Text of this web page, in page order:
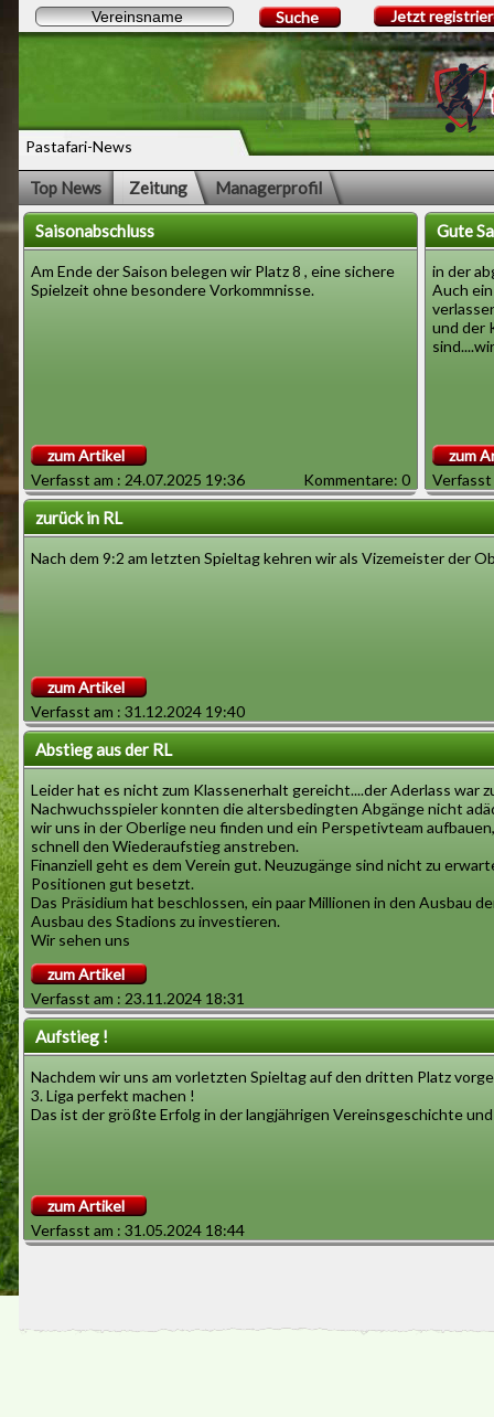
Pastafari-News
Suche Jetzt
Top News Zeitung Managerprofil
Saisonabschluss
Am Ende der Saison belegen wir Platz 8 , eine sichere
Spielzeit ohne besondere Vorkommnisse.
zum Artikel
Verfasst am : 24.07.2025 19:36
Kommentare: 0
Gute
in der
Auch
und der
zum
Verfasst
zurück in RL
Nach dem 9:2 am letzten Spieltag kehren wir als Vizemeister der
zum Artikel
Verfasst am : 31.12.2024 19:40
Abstieg aus der RL
Leider hat es nicht zum Klassenerhalt gereicht....der Aderlass war
Nachwuchsspieler konnten die altersbedingten Abgänge nicht
wir uns in der Oberlige neu finden und ein Perspetivteam
schnell den Wiederaufstieg anstreben.
Finanziell geht es dem Verein gut. Neuzugänge sind nicht zu
Positionen gut besetzt.
Das Präsidium hat beschlossen, ein paar Millionen in den Ausbau
Ausbau des Stadions zu investieren.
Wir sehen uns
zum Artikel
Verfasst am : 23.11.2024 18:31
Aufstieg !
Nachdem wir uns am vorletzten Spieltag auf den dritten Platz
3. Liga perfekt machen !
Das ist der größte Erfolg in der langjährigen Vereinsgeschichte
zum Artikel
Verfasst am : 31.05.2024 18:44